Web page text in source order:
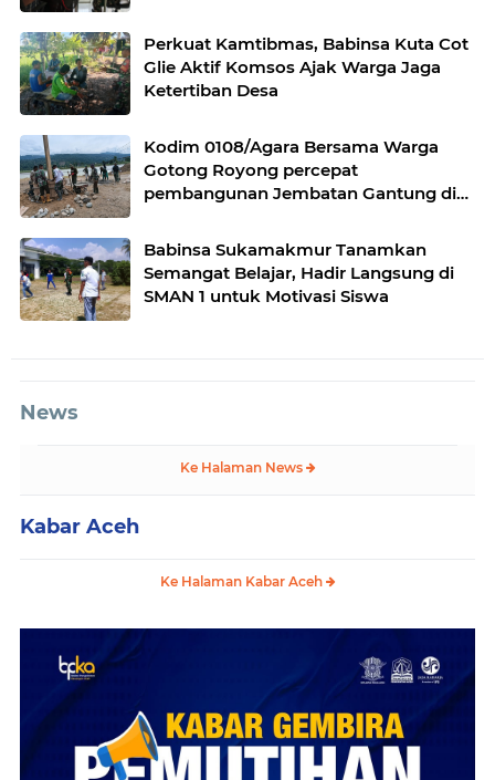
Perkuat Kamtibmas, Babinsa Kuta Cot
Glie Aktif Komsos Ajak Warga Jaga
Ketertiban Desa
Kodim 0108/Agara Bersama Warga
Gotong Royong percepat
pembangunan Jembatan Gantung di
Babinsa Sukamakmur Tanamkan
Semangat Belajar, Hadir Langsung di
SMAN 1 untuk Motivasi Siswa
News
Ke Halaman News
Kabar Aceh
Ke Halaman Kabar Aceh